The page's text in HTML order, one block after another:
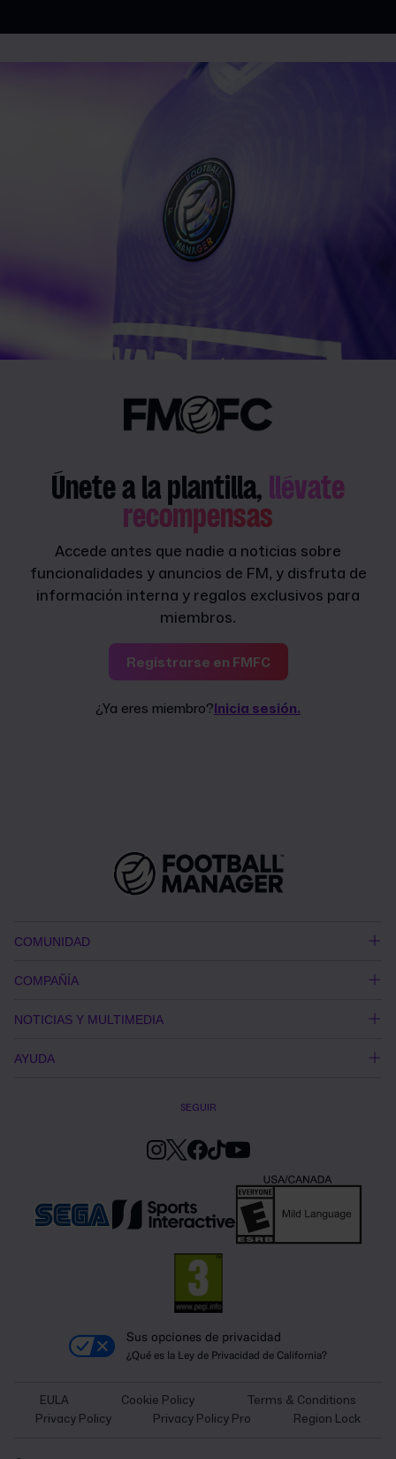
Únete a la plantilla, llévate
recompensas
Accede antes que nadie a noticias sobre
funcionalidades y anuncios de FM, y disfruta de
información interna y regalos exclusivos para
miembros.
Registrarse en FMFC
¿Ya eres miembro?Inicia sesión.
COMUNIDAD
COMPAÑÍA
NOTICIAS Y MULTIMEDIA
AYUDA
SEGUIR
Sus opciones de privacidad
¿Qué es la Ley de Privacidad de California?
EULA Cookie Policy
Terms & Conditions
Privacy Policy
Privacy Policy Pro Region Lock